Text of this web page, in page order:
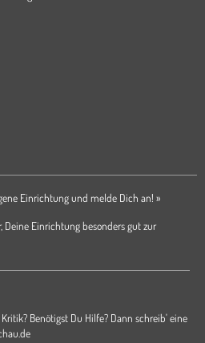
Einrichtung und melde Dich an! »
Deine Einrichtung besonders gut zur
Benötigst Du Hilfe? Dann schreib' eine